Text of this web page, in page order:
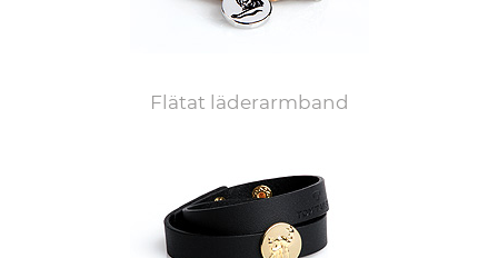
Flätat läderarmband